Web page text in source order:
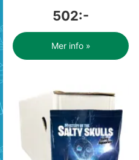
502:-
Mer info »